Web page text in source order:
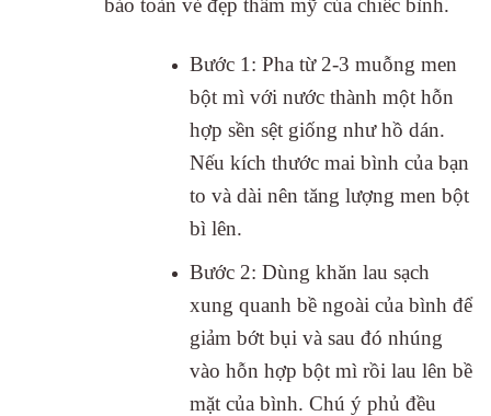
bảo toàn vẻ đẹp thẩm mỹ của chiếc bình.
Bước 1: Pha từ 2-3 muỗng men
bột mì với nước thành một hỗn
hợp sền sệt giống như hồ dán.
Nếu kích thước mai bình của bạn
to và dài nên tăng lượng men bột
bì lên.
Bước 2: Dùng khăn lau sạch
xung quanh bề ngoài của bình để
giảm bớt bụi và sau đó nhúng
vào hỗn hợp bột mì rồi lau lên bề
mặt của bình. Chú ý phủ đều